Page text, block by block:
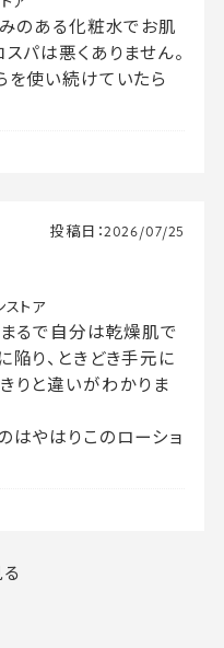
のある化粧水でお肌
パは悪くありません。
を使い続けていたら
投稿日：2026/07/25
ストア
まるで自分は乾燥肌で
陥り、ときどき手元に
りと違いがわかりま
はやはりこのローショ